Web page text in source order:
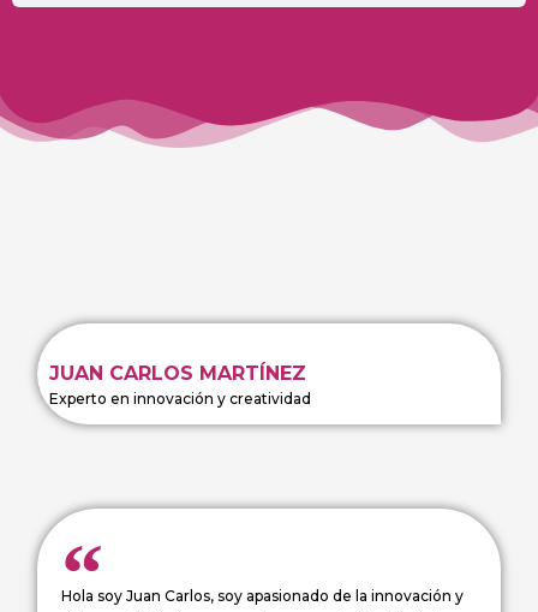
JUAN CARLOS MARTÍNEZ
Experto en innovación y creatividad
Hola soy Juan Carlos, soy apasionado de la innovación y